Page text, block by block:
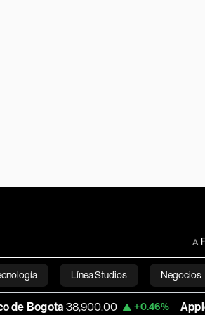
Línea Studios Negocios
English
38,900.00 +0.46% Apple 313.305